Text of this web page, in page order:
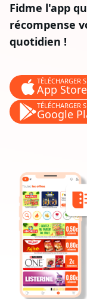
Fidme l'app
récompense
quotidien !
TÉLÉCHARGER
App Store
TÉLÉCHARGER
Google